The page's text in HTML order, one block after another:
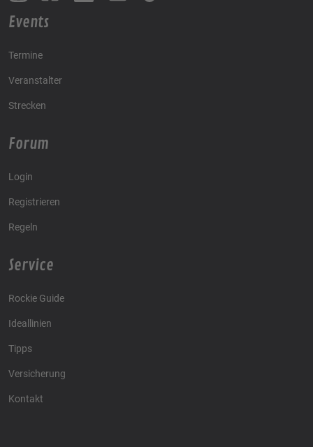
Events
Termine
Veranstalter
Strecken
Forum
Login
Registrieren
Regeln
Service
Rockie Guide
Ideallinien
Tipps
Versicherung
Kontakt